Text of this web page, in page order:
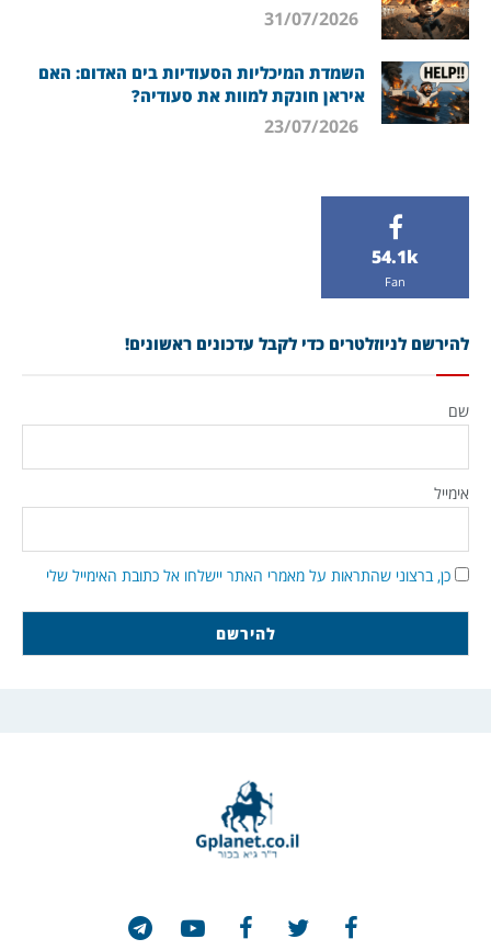
השמדת המיכליות הסעודיות בים האדום: האם
איראן חונקת למוות את סעודיה?
54.1k
Fan
להירשם לניוזלטרים כדי לקבל עדכונים ראשונים!
שם
אימייל
כן, ברצוני שהתראות על מאמרי האתר יישלחו אל כתובת האימייל שלי